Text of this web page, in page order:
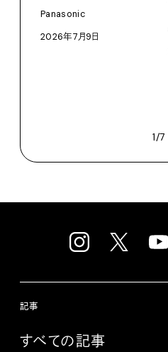
Panasonic
2026年7月9日
1/7
記事
すべての記事